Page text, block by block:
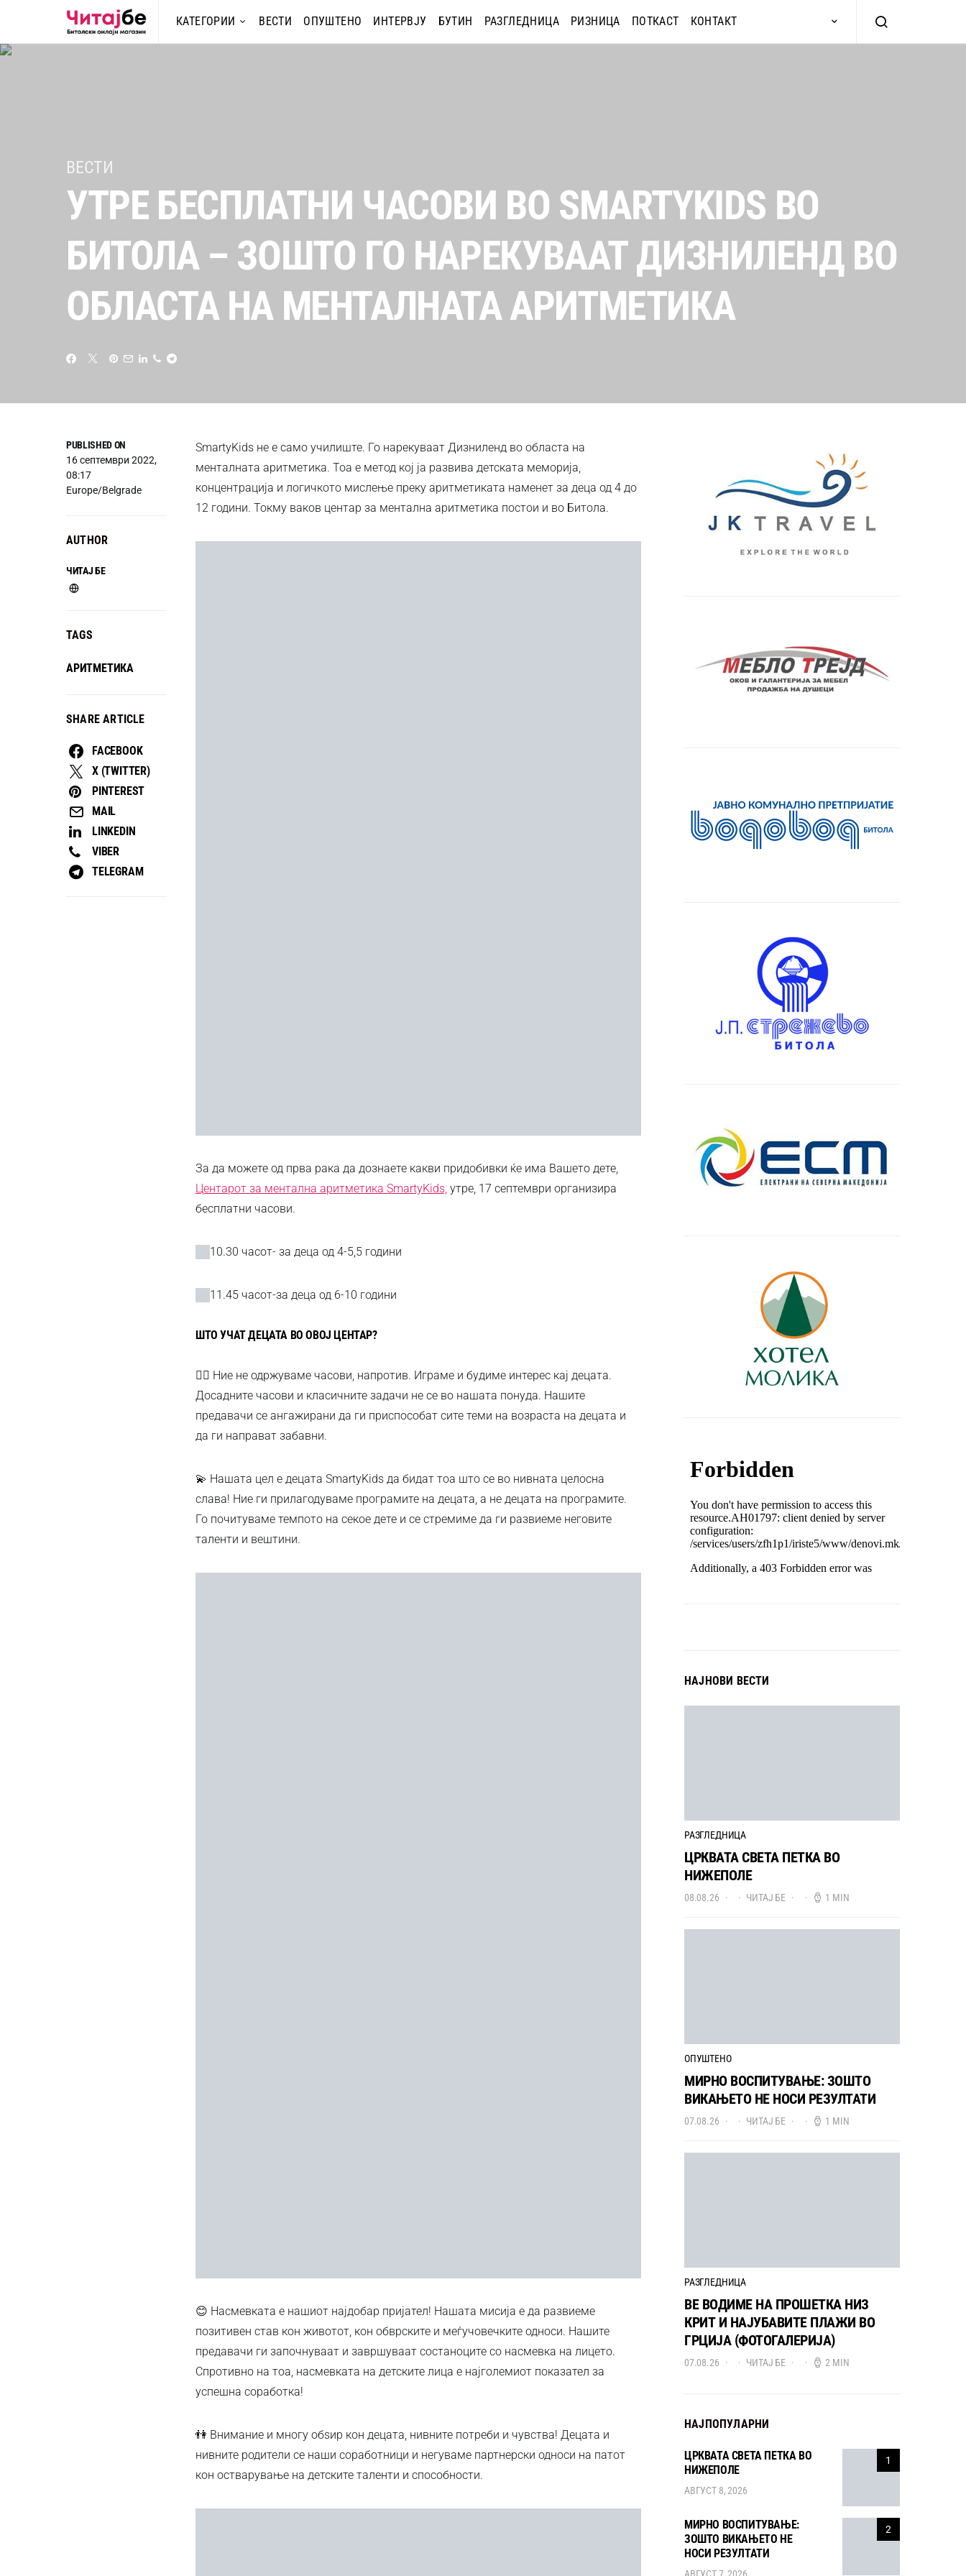
КАТЕГОРИИ ВЕСТИ ОПУШТЕНО ИНТЕРВЈУ БУТИН РАЗГЛЕДНИЦА РИЗНИЦА ПОТКАСТ КОНТАКТ
ВЕСТИ
УТРЕ БЕСПЛАТНИ ЧАСОВИ ВО SMARTYKIDS ВО
БИТОЛА – ЗОШТО ГО НАРЕКУВААТ ДИЗНИЛЕНД ВО
ОБЛАСТА НА МЕНТАЛНАТА АРИТМЕТИКА
PUBLISHED ON
16 септември 2022,
08:17
Europe/Belgrade
AUTHOR
ЧИТАЈ БЕ
TAGS
АРИТМЕТИКА
SHARE ARTICLE
FACEBOOK
X (TWITTER)
PINTEREST
MAIL
LINKEDIN
VIBER
TELEGRAM
SmartyKids не е само училиште. Го нарекуваат Дизниленд во областа на
менталната аритметика. Тоа е метод кој ја развива детската меморија,
концентрација и логичкото мислење преку аритметиката наменет за деца од 4 до
12 години. Токму ваков центар за ментална аритметика постои и во Битола.
За да можете од прва рака да дознаете какви придобивки ќе има Вашето дете,
Центарот за ментална аритметика SmartyKids, утре, 17 септември организира
бесплатни часови.
10.30 часот- за деца од 4-5,5 години
11.45 часот-за деца од 6-10 години
ШТО УЧАТ ДЕЦАТА ВО ОВОЈ ЦЕНТАР?
🤸‍♀️ Ние не одржуваме часови, напротив. Играме и будиме интерес кај децата.
Досадните часови и класичните задачи не се во нашата понуда. Нашите
предавачи се ангажирани да ги приспособат сите теми на возраста на децата и
да ги направат забавни.
💫 Нашата цел е децата SmartyKids да бидат тоа што се во нивната целосна
слава! Ние ги прилагодуваме програмите на децата, а не децата на програмите.
Го почитуваме темпото на секое дете и се стремиме да ги развиеме неговите
таленти и вештини.
😊 Насмевката е нашиот најдобар пријател! Нашата мисија е да развиеме
позитивен став кон животот, кон обврските и меѓучовечките односи. Нашите
предавачи ги започнуваат и завршуваат состаноците со насмевка на лицето.
Спротивно на тоа, насмевката на детските лица е најголемиот показател за
успешна соработка!
👫 Внимание и многу обѕир кон децата, нивните потреби и чувства! Децата и
нивните родители се наши соработници и негуваме партнерски односи на патот
кон остварување на детските таленти и способности.
НАЈНОВИ ВЕСТИ
РАЗГЛЕДНИЦА
ЦРКВАТА СВЕТА ПЕТКА ВО
НИЖЕПОЛЕ
08.08.26 ЧИТАЈ БЕ 1 MIN
ОПУШТЕНО
МИРНО ВОСПИТУВАЊЕ: ЗОШТО
ВИКАЊЕТО НЕ НОСИ РЕЗУЛТАТИ
07.08.26 ЧИТАЈ БЕ 1 MIN
РАЗГЛЕДНИЦА
ВЕ ВОДИМЕ НА ПРОШЕТКА НИЗ
КРИТ И НАЈУБАВИТЕ ПЛАЖИ ВО
ГРЦИЈА (ФОТОГАЛЕРИЈА)
07.08.26 ЧИТАЈ БЕ 2 MIN
НАЈПОПУЛАРНИ
1
ЦРКВАТА СВЕТА ПЕТКА ВО
НИЖЕПОЛЕ
АВГУСТ 8, 2026
2
МИРНО ВОСПИТУВАЊЕ:
ЗОШТО ВИКАЊЕТО НЕ
НОСИ РЕЗУЛТАТИ
АВГУСТ 7, 2026